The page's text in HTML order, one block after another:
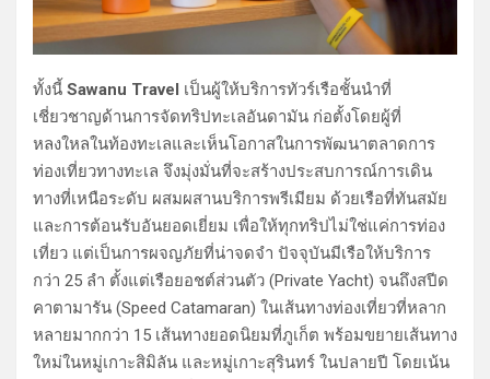
ทั้งนี้ Sawanu Travel เป็นผู้ให้บริการทัวร์เรือชั้นนำที่
เชี่ยวชาญด้านการจัดทริปทะเลอันดามัน ก่อตั้งโดยผู้ที่
หลงใหลในท้องทะเลและเห็นโอกาสในการพัฒนาตลาดการ
ท่องเที่ยวทางทะเล จึงมุ่งมั่นที่จะสร้างประสบการณ์การเดิน
ทางที่เหนือระดับ ผสมผสานบริการพรีเมียม ด้วยเรือที่ทันสมัย
และการต้อนรับอันยอดเยี่ยม เพื่อให้ทุกทริปไม่ใช่แค่การท่อง
เที่ยว แต่เป็นการผจญภัยที่น่าจดจำ ปัจจุบันมีเรือให้บริการ
กว่า 25 ลำ ตั้งแต่เรือยอชต์ส่วนตัว (Private Yacht) จนถึงสปีด
คาตามารัน (Speed Catamaran) ในเส้นทางท่องเที่ยวที่หลาก
หลายมากกว่า 15 เส้นทางยอดนิยมที่ภูเก็ต พร้อมขยายเส้นทาง
ใหม่ในหมู่เกาะสิมิลัน และหมู่เกาะสุรินทร์ ในปลายปี โดยเน้น